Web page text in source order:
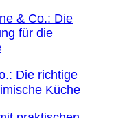
Die richtige
Küche